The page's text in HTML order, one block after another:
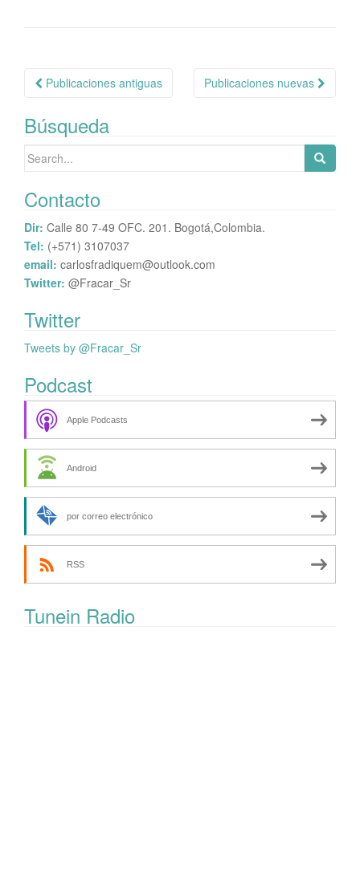
Navegación
de
publicaciones
Publicaciones antiguas Publicaciones nuevas
Búsqueda
Search
Contacto
Dir: Calle 80 7-49 OFC. 201. Bogotá,Colombia.
Tel: (+571) 3107037
email: carlosfradiquem@outlook.com
Twitter: @Fracar_Sr
Twitter
Tweets by @Fracar_Sr
Podcast
Apple Podcasts
Android
por correo electrónico
RSS
Tunein Radio